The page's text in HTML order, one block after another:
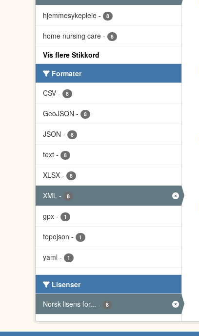
hjemmesykepleie - 8
home nursing care - 8
Vis flere Stikkord
Formater
CSV - 8
GeoJSON - 8
JSON - 8
text - 8
XLSX - 8
XML - 8
gpx - 1
topojson - 1
yaml - 1
Lisenser
Norsk lisens for... - 8